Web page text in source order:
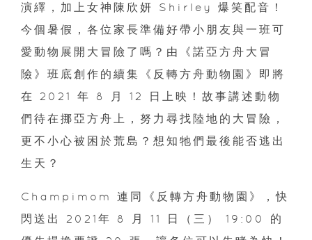
演繹，加上女神陳欣妍 Shirley 爆笑配音！
今個暑假，各位家長準備好帶小朋友與一班可
愛動物展開大冒險了嗎？由《諾亞方舟大冒
險》班底創作的續集《反轉方舟動物園》即將
在 2021 年 8 月 12 日上映！故事講述動物
們待在挪亞方舟上，努力尋找陸地的大冒險，
更不小心被困於荒島？想知牠們最後能否逃出
生天？
Champimom 連同《反轉方舟動物園》，快
閃送出 2021年 8 月 11 日（三） 19:00 的